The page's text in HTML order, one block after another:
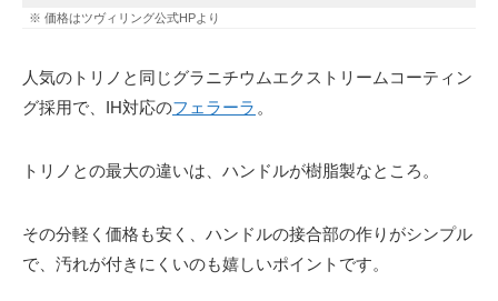
※ 価格はツヴィリング公式HPより
人気のトリノと同じグラニチウムエクストリームコーティン
グ採用で、IH対応のフェラーラ 。
トリノとの最大の違いは、ハンドルが樹脂製なところ。
その分軽く価格も安く、ハンドルの接合部の作りがシンプル
で、汚れが付きにくいのも嬉しいポイントです。